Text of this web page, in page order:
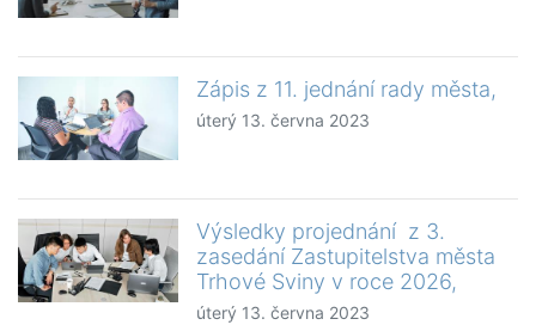
Zápis z 11. jednání rady města,
úterý 13. června 2023
Výsledky projednání z 3.
zasedání Zastupitelstva města
Trhové Sviny v roce 2026,
úterý 13. června 2023